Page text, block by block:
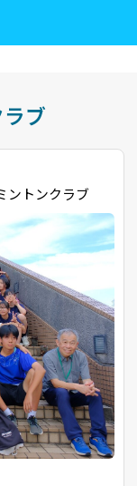
ブ
ントンクラブ